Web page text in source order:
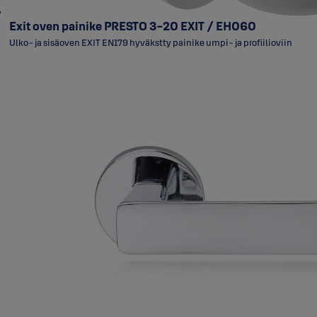
Exit oven painike PRESTO 3-20 EXIT / EH060
Ulko- ja sisäoven EXIT EN179 hyväkstty painike umpi- ja profiilioviin